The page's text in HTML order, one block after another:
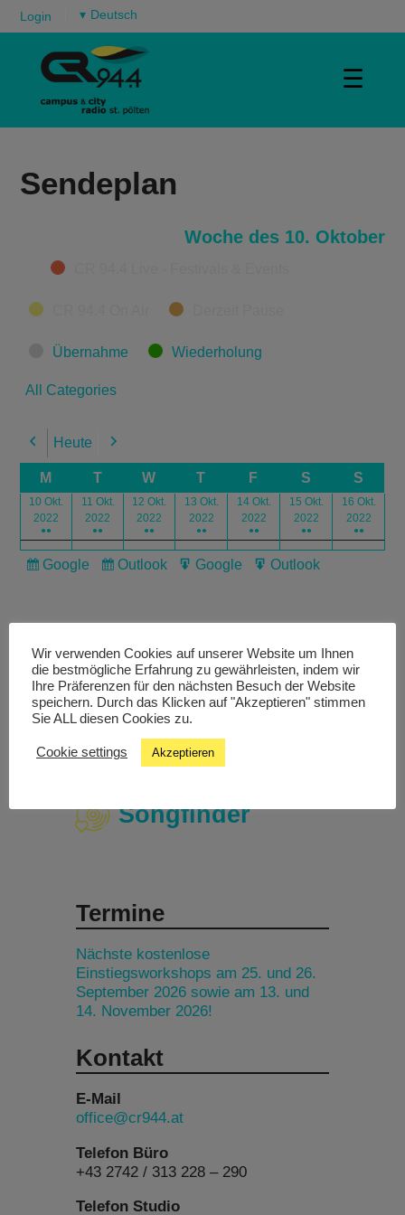
Login ▾
☰
Sendeplan
Woche des 10. Oktober
Categories
Übernahme Wiederholung
All Categories
Previous
Heute Next
M T W T F S S
10 Okt.
2022
●●
11 Okt.
2022
●●
12 Okt.
2022
●●
13 Okt.
2022
●●
14 Okt.
2022
●●
15 Okt.
2022
●●
16 Okt.
2022
●●
Subscribe
Google
Subscribe
Outlook
Export
Google
Export
Outlook
Livestream
Studiochat
Songfinder
Termine
Nächste kostenlose
Einstiegsworkshops am 25. und 26.
September 2026 sowie am 13. und
14. November 2026!
Kontakt
E-Mail
office@cr944.at
Telefon Büro
+43 2742 / 313 228 – 290
Telefon Studio
Wir verwenden Cookies auf unserer Website um Ihnen
die bestmögliche Erfahrung zu gewährleisten, indem wir
Ihre Präferenzen für den nächsten Besuch der Website
speichern. Durch das Klicken auf "Akzeptieren" stimmen
Sie ALL diesen Cookies zu.
Cookie settings Akzeptieren